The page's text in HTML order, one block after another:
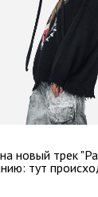
новый трек
тут